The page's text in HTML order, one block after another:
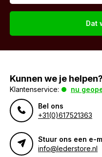
Dat
Kunnen we je helpen?
Klantenservice:
nu
Bel ons
+31(0)617521363
Stuur ons een e-
info@lederstore.nl